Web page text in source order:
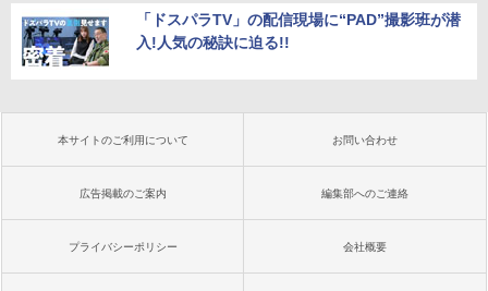
「ドスパラTV」の配信現場に“PAD”撮影班が潜
入!人気の秘訣に迫る!!
本サイトのご利用について お問い合わせ
広告掲載のご案内 編集部へのご連絡
プライバシーポリシー 会社概要